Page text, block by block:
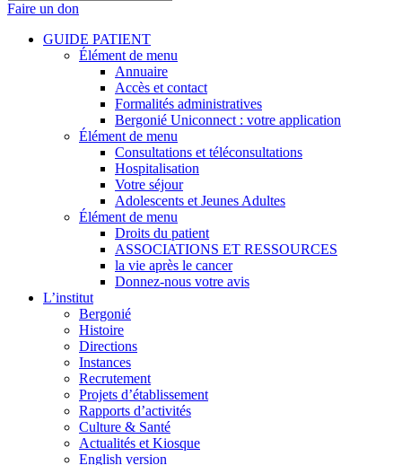
Faire un don
GUIDE PATIENT
Élément de menu
Annuaire
Accès et contact
Formalités administratives
Bergonié Uniconnect : votre application
Élément de menu
Consultations et téléconsultations
Hospitalisation
Votre séjour
Adolescents et Jeunes Adultes
Élément de menu
Droits du patient
ASSOCIATIONS ET RESSOURCES
la vie après le cancer
Donnez-nous votre avis
L’institut
Bergonié
Histoire
Directions
Instances
Recrutement
Projets d’établissement
Rapports d’activités
Culture & Santé
Actualités et Kiosque
English version